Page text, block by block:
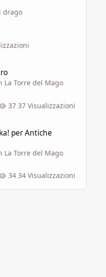
drago
La Torre del Mago
37 Visualizzazioni
per Antiche
La Torre del Mago
34 Visualizzazioni